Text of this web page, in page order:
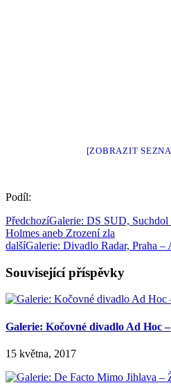
[ZOBRAZIT
Podíl:
PředchozíGalerie: DS SUD,
Holmes aneb Zrození zla
dalšíGalerie: Divadlo Radar, Praha –
Související příspěvky
Galerie: Kočovné divadlo Ad Hoc
15 května, 2017